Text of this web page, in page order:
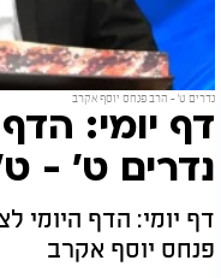
נדרים ט' - הרב פנחס יוסף אקרב
דף יומי:
נדרים ט' -
דף יומי: הדף היומי
פנחס יוסף אקרב